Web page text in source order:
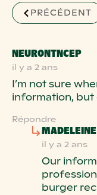
PRÉCÉDENT
NEURONTNCEP
il y a 2 ans
I’m not sure
information, but
Répondre
MADELEINE
il y a 2 ans
Our
burger